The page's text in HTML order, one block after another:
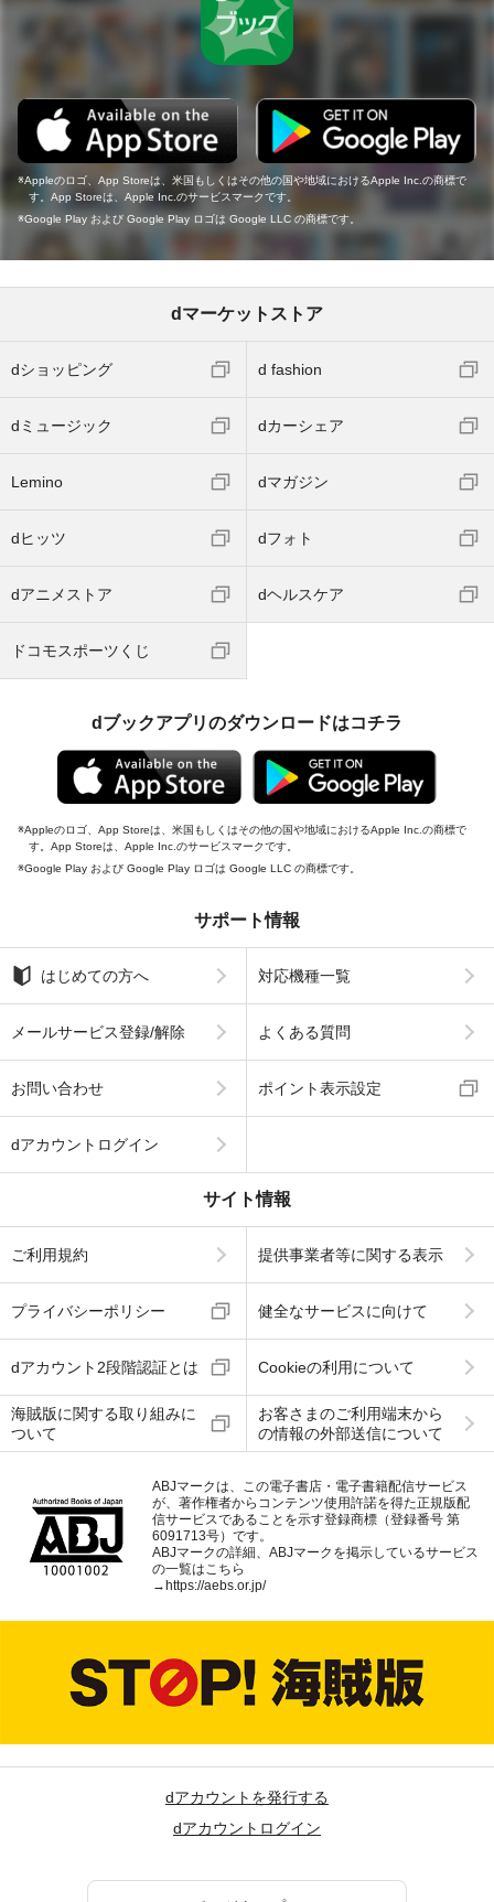
Appleのロゴ、App Storeは、米国もしくはその他の国や地域におけるApple Inc.の商標で
す。App Storeは、Apple Inc.のサービスマークです。
Google Play および Google Play ロゴは Google LLC の商標です。
dマーケットストア
dショッピング d fashion
dミュージック dカーシェア
Lemino dマガジン
dヒッツ dフォト
dアニメストア dヘルスケア
ドコモスポーツくじ
dブックアプリのダウンロードはコチラ
Appleのロゴ、App Storeは、米国もしくはその他の国や地域におけるApple Inc.の商標で
す。App Storeは、Apple Inc.のサービスマークです。
Google Play および Google Play ロゴは Google LLC の商標です。
サポート情報
はじめての方へ 対応機種一覧
メールサービス登録/解除 よくある質問
お問い合わせ ポイント表示設定
dアカウントログイン
サイト情報
ご利用規約 提供事業者等に関する表示
プライバシーポリシー 健全なサービスに向けて
dアカウント2段階認証とは Cookieの利用について
海賊版に関する取り組みに
ついて
お客さまのご利用端末から
の情報の外部送信について
ABJマークは、この電子書店・電子書籍配信サービス
が、著作権者からコンテンツ使用許諾を得た正規版配
信サービスであることを示す登録商標（登録番号 第
6091713号）です。
ABJマークの詳細、ABJマークを掲示しているサービス
の一覧はこちら
→ https://aebs.or.jp/
dアカウントを発行する
dアカウントログイン